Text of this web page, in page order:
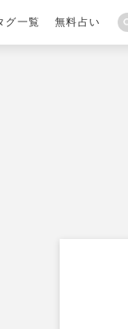
グ一覧 無料占い